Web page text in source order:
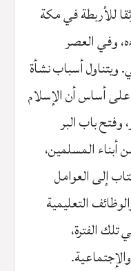
للأربطة في مكة
وفي العصر
أسباب نشأة
على أساس أن الإسلام
وفتح باب البر
المسلمين،
إلى العوامل
التعليمية
تلك الفترة،